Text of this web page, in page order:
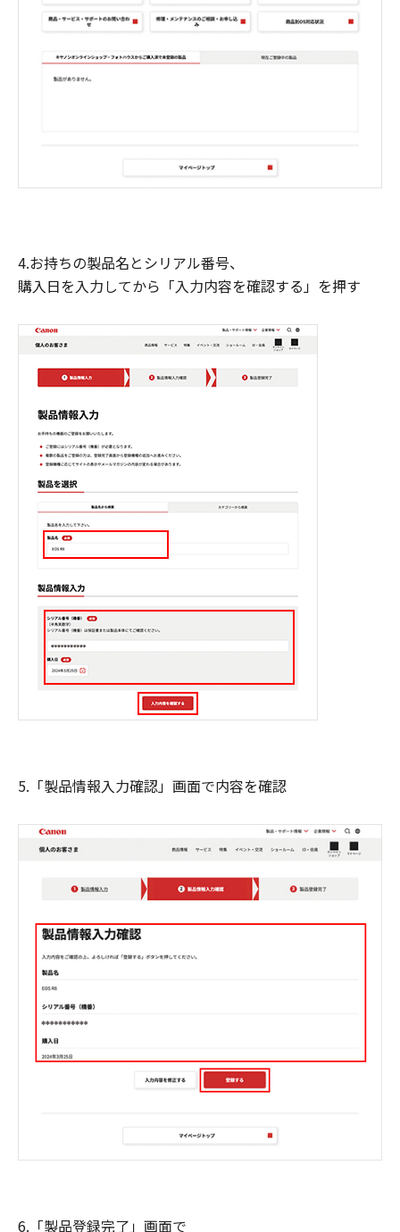
4.お持ちの製品名とシリアル番号、
購入日を入力してから「入力内容を確認する」を押す
5.「製品情報入力確認」画面で内容を確認
6.「製品登録完了」画面で